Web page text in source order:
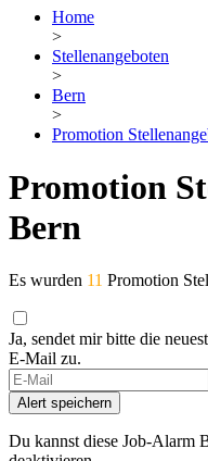
Home
>
Stellenangeboten
>
Bern
>
Promotion
Promotion
Bern
Es wurden 11 Promotion
Ja, sendet mir bitte die
E-Mail zu.
If
you
are
a
human,
Alert speichern
Du kannst diese Job-Alarm